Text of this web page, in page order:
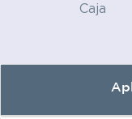
Caja